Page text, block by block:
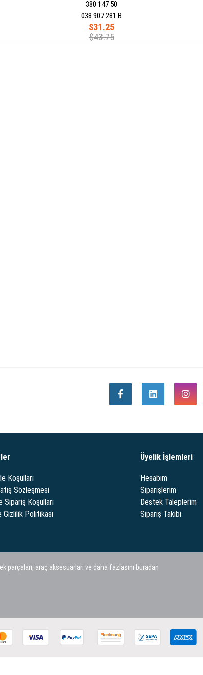
380 147 50
$31.25
$43.75
038 907 281 B
Koşulları
Sözleşmesi
Sipariş Koşulları
Gizlilik Politikası
Üyelik İşlemleri
Hesabım
Siparişlerim
Destek Taleplerim
Sipariş Takibi
araç aksesuarları ve daha fazlasını buradan